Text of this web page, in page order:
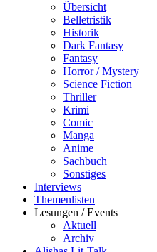
Übersicht
Belletristik
Historik
Dark Fantasy
Fantasy
Horror / Mystery
Science Fiction
Thriller
Krimi
Comic
Manga
Anime
Sachbuch
Sonstiges
Interviews
Themenlisten
Lesungen / Events
Aktuell
Archiv